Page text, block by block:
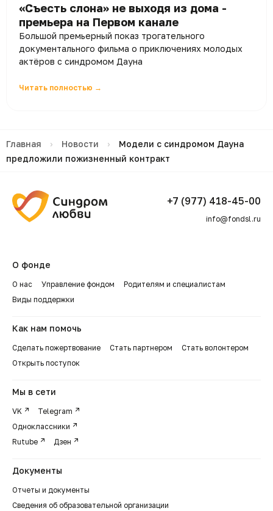
«Съесть слона» не выходя из дома -
премьера на Первом канале
Большой премьерный показ трогательного
документального фильма о приключениях молодых
актёров с синдромом Дауна
Читать полностью →
Главная › Новости ›
Модели с синдромом Дауна
предложили пожизненный контракт
+7 (977) 418-45-00
info@fondsl.ru
О фонде
О нас Управление фондом
Родителям и специалистам
Виды поддержки
Как нам помочь
Сделать пожертвование Стать партнером
Стать волонтером
Открыть поступок
Мы в сети
VK
Telegram
Одноклассники
Rutube
Дзен
Документы
Отчеты и документы
Сведения об образовательной организации